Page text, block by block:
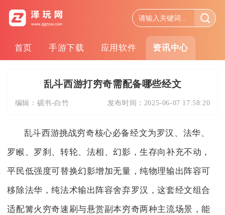
首页 手游下载 应用软件 资讯中心
乱斗西游打穷奇需配备哪些经文
编辑： 砚书-白竹 发布时间： 2025-06-07 17:58:20
乱斗西游挑战穷奇核心必备经文为罗汉、法华、
罗睺、罗刹、转轮、法相、幻影，生存向补充不动，
平民低强度可替换幻影增加无量，纯物理输出阵容可
移除法华，纯法术输出阵容舍弃罗汉，这套经文组合
适配篝火穷奇速刷与悬赏副本穷奇两种主流场景，能